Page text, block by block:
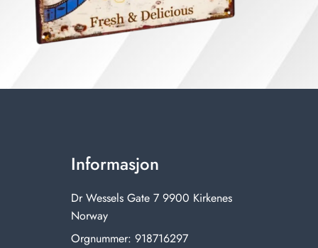
Informasjon
Dr Wessels Gate 7 9900 Kirkenes
Norway
Orgnummer: 918716297